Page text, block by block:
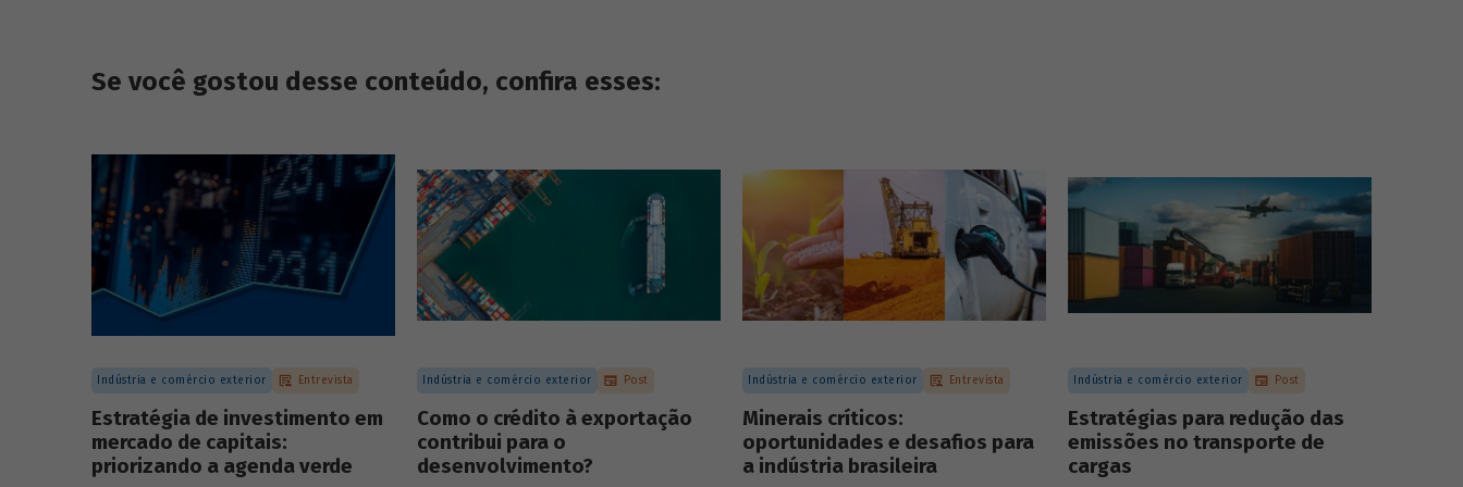
Se você gostou desse conteúdo, confira esses:
Indústria e comércio exterior Entrevista
Estratégia de investimento em
mercado de capitais:
priorizando a agenda verde
Indústria e comércio exterior Post
Como o crédito à exportação
contribui para o
desenvolvimento?
Indústria e comércio exterior Entrevista
Minerais críticos:
oportunidades e desafios para
a indústria brasileira
Indústria e comércio exterior Post
Estratégias para redução das
emissões no transporte de
cargas